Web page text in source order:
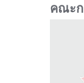
คณะก